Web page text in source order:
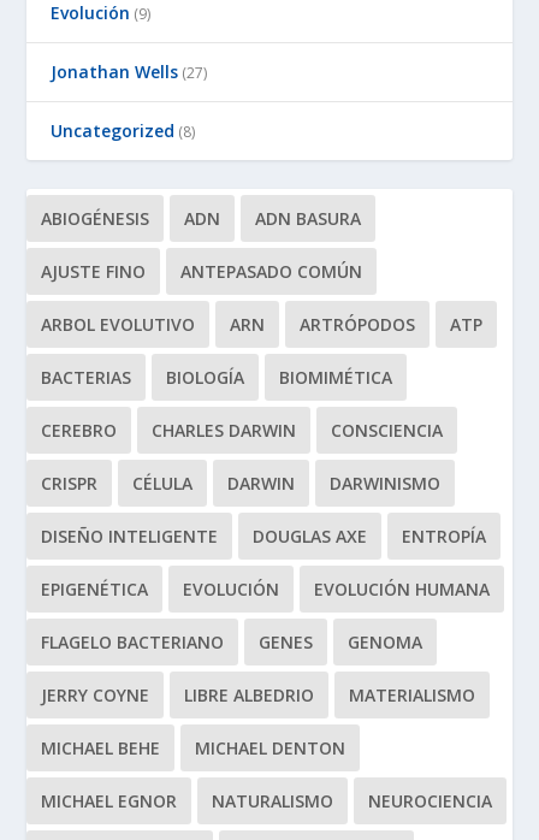
Evolución (9)
Jonathan Wells (27)
Uncategorized (8)
ABIOGÉNESIS ADN ADN BASURA
AJUSTE FINO ANTEPASADO COMÚN
ARBOL EVOLUTIVO ARN ARTRÓPODOS ATP
BACTERIAS BIOLOGÍA BIOMIMÉTICA
CEREBRO CHARLES DARWIN CONSCIENCIA
CRISPR CÉLULA DARWIN DARWINISMO
DISEÑO INTELIGENTE DOUGLAS AXE ENTROPÍA
EPIGENÉTICA EVOLUCIÓN EVOLUCIÓN HUMANA
FLAGELO BACTERIANO GENES GENOMA
JERRY COYNE LIBRE ALBEDRIO MATERIALISMO
MICHAEL BEHE MICHAEL DENTON
MICHAEL EGNOR NATURALISMO NEUROCIENCIA